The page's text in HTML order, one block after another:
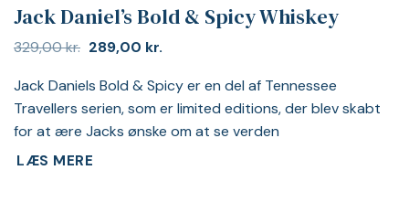
Jack Daniel’s Bold & Spicy Whiskey
329,00kr. Den
var:
329,00 kr..
289,00 kr.Den
er:
289,00 kr..
Jack Daniels Bold & Spicy er en del af Tennessee
Travellers serien, som er limited editions, der blev skabt
for at ære Jacks ønske om at se verden
LÆS MERE